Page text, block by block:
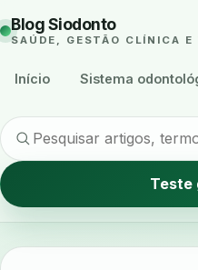
Blog Siodonto
SAÚDE, GESTÃO CLÍNICA E
Início Sistema
Teste